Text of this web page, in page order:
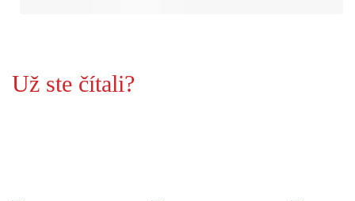
Už ste čítali?